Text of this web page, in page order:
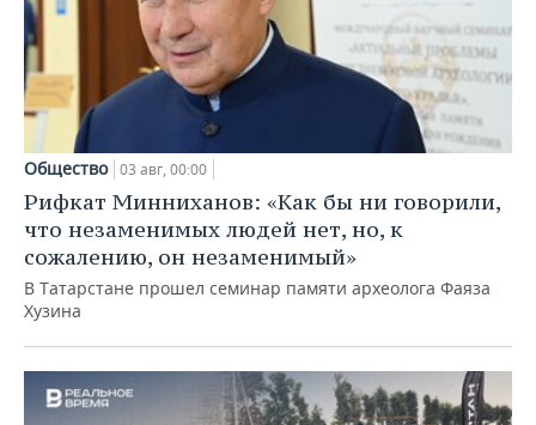
Общество 03 авг, 00:00
Рифкат Минниханов: «Как бы ни говорили,
что незаменимых людей нет, но, к
сожалению, он незаменимый»
В Татарстане прошел семинар памяти археолога Фаяза
Хузина